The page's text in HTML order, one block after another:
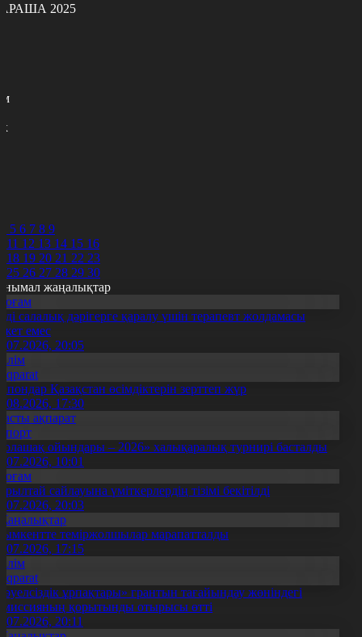
2025
5 6 7 8 9
11 12 13 14 15 16
18 19 20 21 22 23
25 26 27 28 29 30
жаңалықтар
салалық дәрігерге қаралу үшін терапевт жолдамасы
емес
20:05
Қазақстан өсімдіктерін зерттеп жүр
17:30
ақпарат
ойындары – 2026» халықаралық турнирі басталды
10:01
сайлауына үміткерлердің тізімі бекітілді
20:03
теміржолшылар марапатталды
17:15
ұрпақтары» грантын тағайындау жөніндегі
қорытынды отырысы өтті
20:11